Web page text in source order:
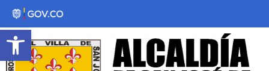
Abrir barra de herramientas